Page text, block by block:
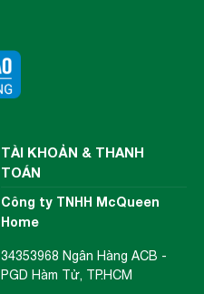
TÀI KHOẢN & THANH
TOÁN
Công ty TNHH McQueen
Home
34353968 Ngân Hàng ACB -
PGD Hàm Tử, TP.HCM